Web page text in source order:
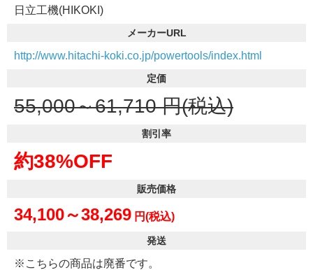
日立工機(HIKOKI)
メーカーURL
http://www.hitachi-koki.co.jp/powertools/index.html
定価
55,000～61,710 円(税込)
割引率
約38%OFF
販売価格
34,100～38,269 円(税込)
発送
※こちらの商品は廃番です。